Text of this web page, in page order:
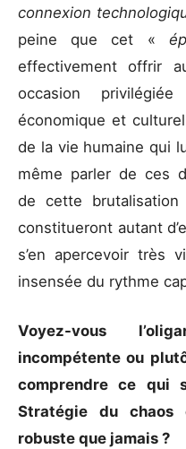
connexion
peine que cet «
effectivement offrir
occasion
économique et
de la vie humaine qui
même parler de ces
de cette
constitueront autant
s’en apercevoir très
insensée du rythme
Voyez-vous
incompétente ou
comprendre ce qui
Stratégie du chaos
robuste que jamais ?